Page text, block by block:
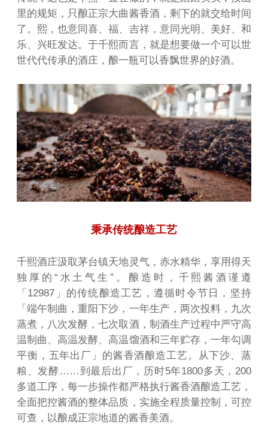
里的规矩，只酿正宗大曲酱香酒，剩下的就交给时间
了。熙，也意同喜、福、吉祥，意同光明、美好、和
乐、兴旺发达。于千熙而言，就是想要做一个可以世
世代代传承的酒庄，酿一瓶可以香飘世界的好酒。
秉承传统酿造工艺
千熙酒庄汲取茅台镇天地灵气，赤水精华，享用得天
独厚的“水土气生”。酿造时，千熙酱酒谨遵
「12987」的传统酿造工艺，遵循时令节日，坚持
「端午制曲，重阳下沙，一年生产，两次投料，九次
蒸煮，八次发酵，七次取酒，制酒生产过程中严守高
温制曲、高温发酵、高温馏酒和三年贮存，一年勾调
平衡，五年出厂」的酱香酒酿造工艺。从下沙、蒸
粮、发酵……到最后出厂，历时5年1800多天，200
多道工序，每一步操作都严格执行酱香酒酿造工艺，
全面把控酱酒的整体品质，实施全程质量控制，可控
可查，以酿成正宗地道的酱香美酒。